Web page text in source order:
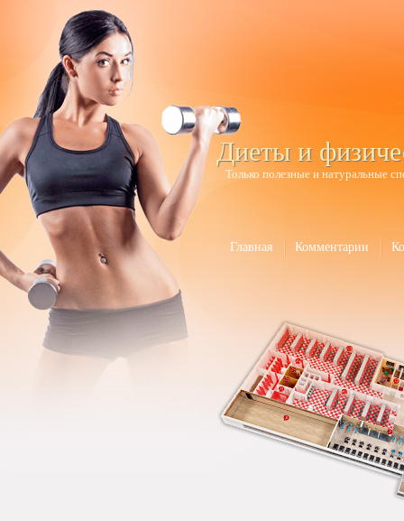
Диеты и
Только полезные и натуральные
Главная Комментарии